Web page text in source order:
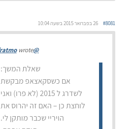
26 בפברואר 2015 בשעה 10:04 #8081
@efratmo
wrote:
שאלת המשך:
אם כשסקאצאפ מבקשת
לשדרג ל 2015 (לא פרו) ואני
לוחצת כן – האם זה יהרוס את
הויריי שכבר מותקן לי.